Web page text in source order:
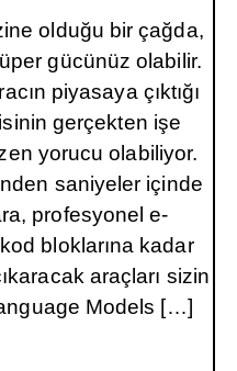
olduğu bir çağda,
gücünüz olabilir.
piyasaya çıktığı
gerçekten işe
yorucu olabiliyor.
saniyeler içinde
profesyonel e-
bloklarına kadar
araçları sizin
Models […]